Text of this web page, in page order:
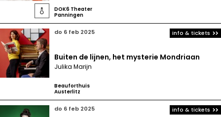

DOK6 Theater
Panningen
do 6 feb 2025
Buiten de lijnen, het mysterie Mondriaan
Julika Marijn
Beauforthuis
Austerlitz
info & tickets
do 6 feb 2025 info & tickets